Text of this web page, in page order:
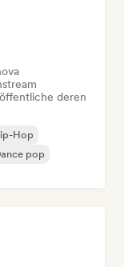
deren
Hop
pop